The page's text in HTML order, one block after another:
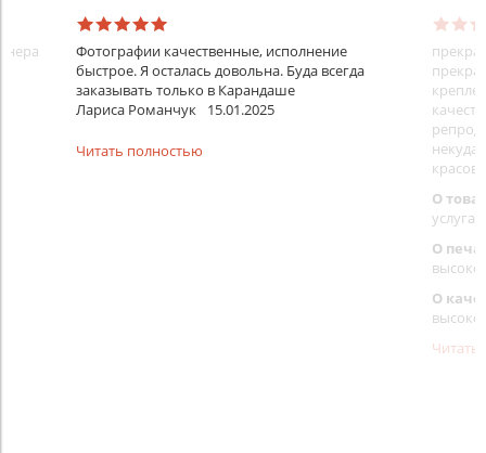
Фотографии качественные, исполнение
быстрое. Я осталась довольна. Буда всегда
заказывать только в Карандаше
Лариса Романчук
15.01.2025
Читать полностью
О
услуга
О
О
Читать